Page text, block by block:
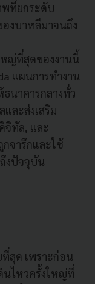
พที่ยกระดับ
งบาหลีมาจนถึง
หญ่ที่สุดของงานนี้
แผนการทำงาน
นาคารกลางทั่ว
ละส่งเสริม
จิทัล, และ
จารึกและใช้
ถึงปัจจุบัน
สุด เพราะก่อน
นไหวครั้งใหญ่ที่